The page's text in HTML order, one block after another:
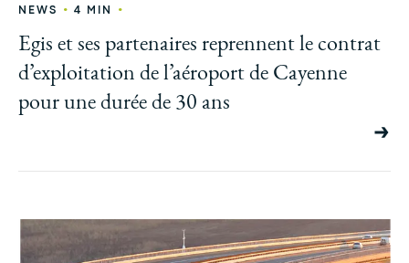
NEWS • 4 MIN •
Egis et ses partenaires reprennent le contrat
d’exploitation de l’aéroport de Cayenne
pour une durée de 30 ans